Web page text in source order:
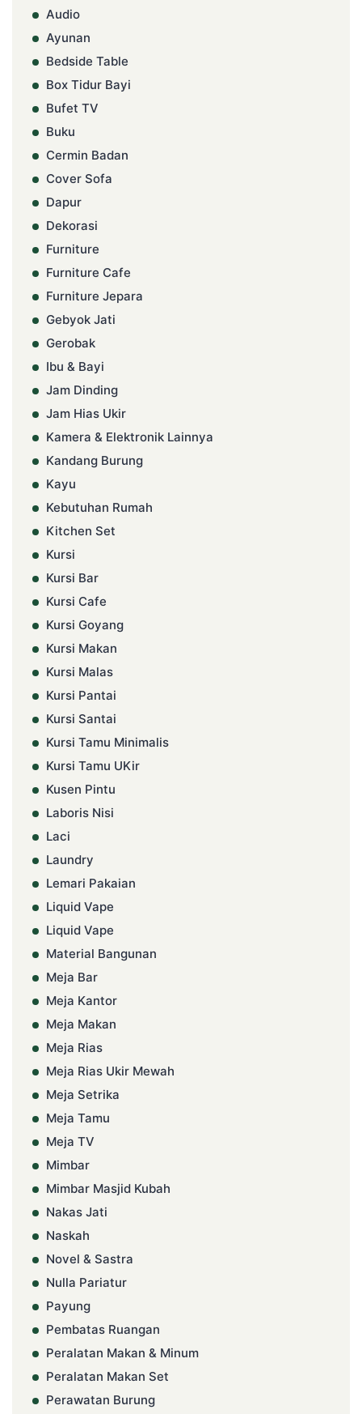
Audio
Ayunan
Bedside Table
Box Tidur Bayi
Bufet TV
Buku
Cermin Badan
Cover Sofa
Dapur
Dekorasi
Furniture
Furniture Cafe
Furniture Jepara
Gebyok Jati
Gerobak
Ibu & Bayi
Jam Dinding
Jam Hias Ukir
Kamera & Elektronik Lainnya
Kandang Burung
Kayu
Kebutuhan Rumah
Kitchen Set
Kursi
Kursi Bar
Kursi Cafe
Kursi Goyang
Kursi Makan
Kursi Malas
Kursi Pantai
Kursi Santai
Kursi Tamu Minimalis
Kursi Tamu UKir
Kusen Pintu
Laboris Nisi
Laci
Laundry
Lemari Pakaian
Liquid Vape
Liquid Vape
Material Bangunan
Meja Bar
Meja Kantor
Meja Makan
Meja Rias
Meja Rias Ukir Mewah
Meja Setrika
Meja Tamu
Meja TV
Mimbar
Mimbar Masjid Kubah
Nakas Jati
Naskah
Novel & Sastra
Nulla Pariatur
Payung
Pembatas Ruangan
Peralatan Makan & Minum
Peralatan Makan Set
Perawatan Burung